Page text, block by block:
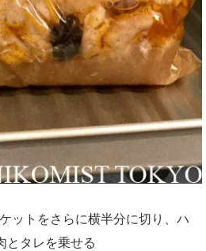
ットをさらに横半分に切り、ハ
とタレを乗せる